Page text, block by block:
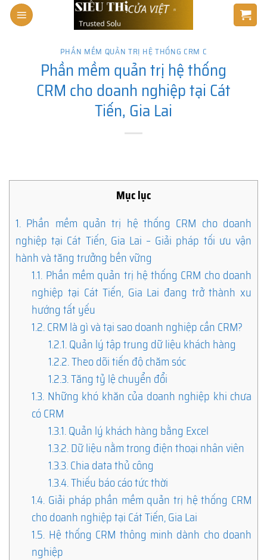
Skip
PHẦN MỀM QUẢN TRỊ HỆ THỐNG CRM C
Phần mềm quản trị hệ thống
CRM cho doanh nghiệp tại Cát
Tiến, Gia Lai
Mục lục
1. Phần mềm quản trị hệ thống CRM cho doanh
nghiệp tại Cát Tiến, Gia Lai – Giải pháp tối ưu vận
hành và tăng trưởng bền vững
1.1. Phần mềm quản trị hệ thống CRM cho doanh
nghiệp tại Cát Tiến, Gia Lai đang trở thành xu
hướng tất yếu
1.2.CRM là gì và tại sao doanh nghiệp cần CRM?
1.2.1.Quản lý tập trung dữ liệu khách hàng
1.2.2.Theo dõi tiến độ chăm sóc
1.2.3.Tăng tỷ lệ chuyển đổi
1.3. Những khó khăn của doanh nghiệp khi chưa
có CRM
1.3.1.Quản lý khách hàng bằng Excel
1.3.2.Dữ liệu nằm trong điện thoại nhân viên
1.3.3.Chia data thủ công
1.3.4.Thiếu báo cáo tức thời
1.4. Giải pháp phần mềm quản trị hệ thống CRM
cho doanh nghiệp tại Cát Tiến, Gia Lai
1.5. Hệ thống CRM thông minh dành cho doanh
nghiệp